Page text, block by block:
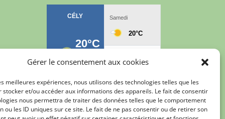
Gérer le consentement aux cookies
meilleures expériences, nous utilisons des technologies telles que les
stocker et/ou accéder aux informations des appareils. Le fait de consentir
nous permettra de traiter des données telles que le comportement
ou les ID uniques sur ce site. Le fait de ne pas consentir ou de retirer son